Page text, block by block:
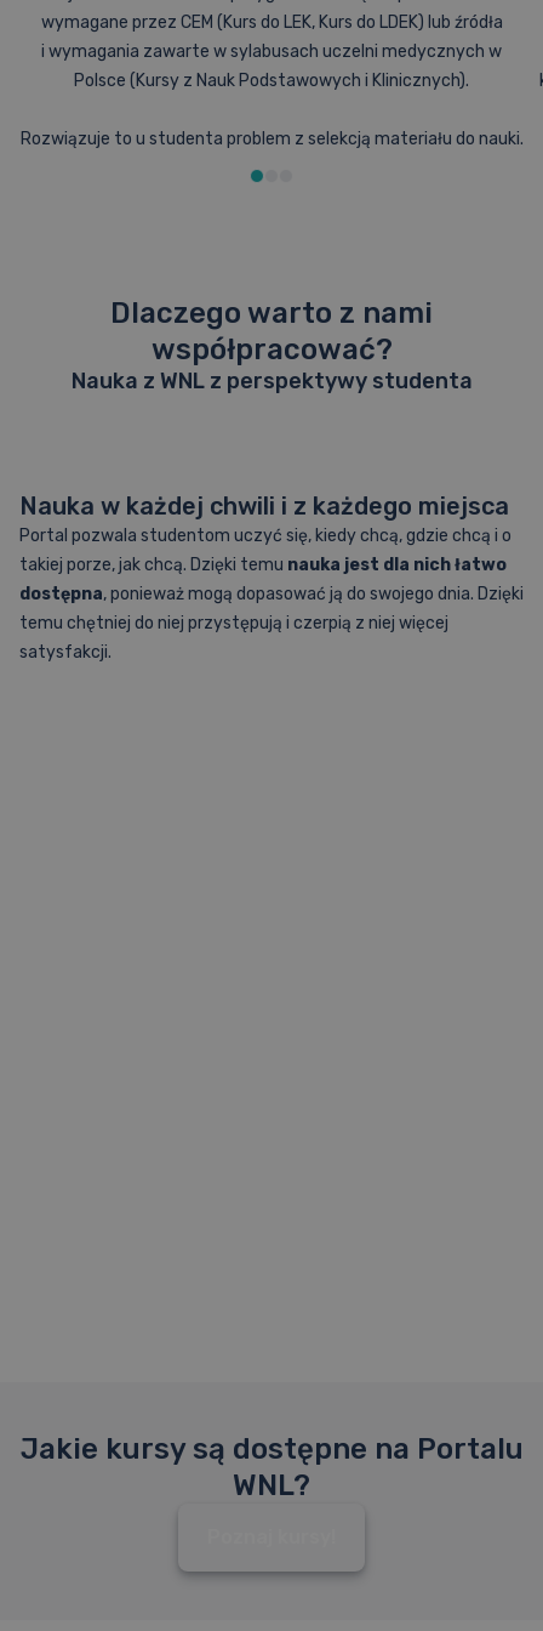
wymagane przez CEM (Kurs do LEK, Kurs do LDEK) lub źródła
i wymagania zawarte w sylabusach uczelni medycznych w
Polsce (Kursy z Nauk Podstawowych i Klinicznych).
Rozwiązuje to u studenta problem z selekcją materiału do nauki.
Dlaczego warto z nami
współpracować?
Nauka z WNL z perspektywy studenta
Nauka w każdej chwili i z każdego miejsca
Portal pozwala studentom uczyć się, kiedy chcą, gdzie chcą i o
takiej porze, jak chcą. Dzięki temu nauka jest dla nich łatwo
dostępna, ponieważ mogą dopasować ją do swojego dnia. Dzięki
temu chętniej do niej przystępują i czerpią z niej więcej
satysfakcji.
Jakie kursy są dostępne na Portalu
WNL?